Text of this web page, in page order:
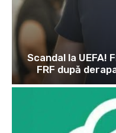
Scandal la UEFA!
FRF după